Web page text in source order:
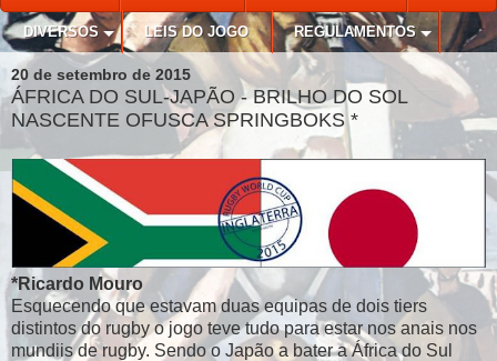
DIVERSOS LEIS DO JOGO REGULAMENTOS
20 de setembro de 2015
ÁFRICA DO SUL-JAPÃO - BRILHO DO SOL
NASCENTE OFUSCA SPRINGBOKS *
*Ricardo Mouro
Esquecendo que estavam duas equipas de dois tiers
distintos do rugby o jogo teve tudo para estar nos anais nos
mundiis de rugby. Sendo o Japão a bater a África do Sul